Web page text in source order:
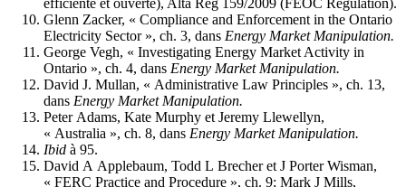
efficiente et ouverte), Alta Reg 159/2009 (FEOC Regulation).
Glenn Zacker, « Compliance and Enforcement in the Ontario
Electricity Sector », ch. 3, dans Energy Market Manipulation.
George Vegh, « Investigating Energy Market Activity in
Ontario », ch. 4, dans Energy Market Manipulation.
David J. Mullan, « Administrative Law Principles », ch. 13,
dans Energy Market Manipulation.
Peter Adams, Kate Murphy et Jeremy Llewellyn,
« Australia », ch. 8, dans Energy Market Manipulation.
Ibid à 95.
David A Applebaum, Todd L Brecher et J Porter Wisman,
« FERC Practice and Procedure », ch. 9; Mark J Mills,